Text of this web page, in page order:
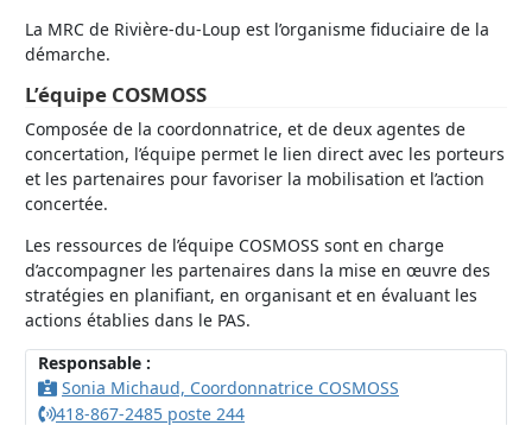
La MRC de Rivière-du-Loup est l’organisme fiduciaire de la
démarche.
L’équipe COSMOSS
Composée de la coordonnatrice, et de deux agentes de
concertation, l’équipe permet le lien direct avec les porteurs
et les partenaires pour favoriser la mobilisation et l’action
concertée.
Les ressources de l’équipe COSMOSS sont en charge
d’accompagner les partenaires dans la mise en œuvre des
stratégies en planifiant, en organisant et en évaluant les
actions établies dans le PAS.
Responsable :
Sonia Michaud, Coordonnatrice COSMOSS
418-867-2485 poste 244